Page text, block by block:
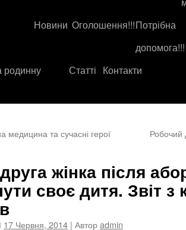
Новини Оголошення!!!Потрібна
допомога!!!
родинну
Статті Контакти
медицина та сучасні герої Робочий
жінка після
своє дитя. Звіт з
17 Червня, 2014 | Авторadmin